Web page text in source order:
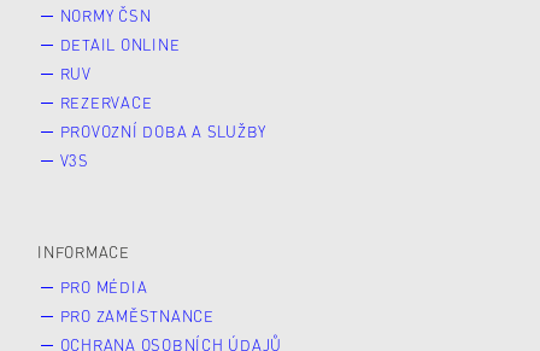
NORMY ČSN
DETAIL ONLINE
RUV
REZERVACE
PROVOZNÍ DOBA A SLUŽBY
V3S
INFORMACE
PRO MÉDIA
PRO ZAMĚSTNANCE
OCHRANA OSOBNÍCH ÚDAJŮ